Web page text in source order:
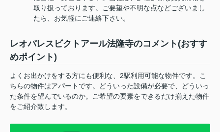
取り扱っております。ご要望や不明な点などございまし
たら、お気軽にご連絡下さい。
レオパレスビクトアール法隆寺のコメント(おすす
めポイント)
よくお出かけをする方にも便利な、2駅利用可能な物件です。こ
ちらの物件はアパートです。どういった設備が必要で、どういっ
た条件を望んでいるのか。ご希望の要素をできるだけ揃えた物件
をご紹介致します。